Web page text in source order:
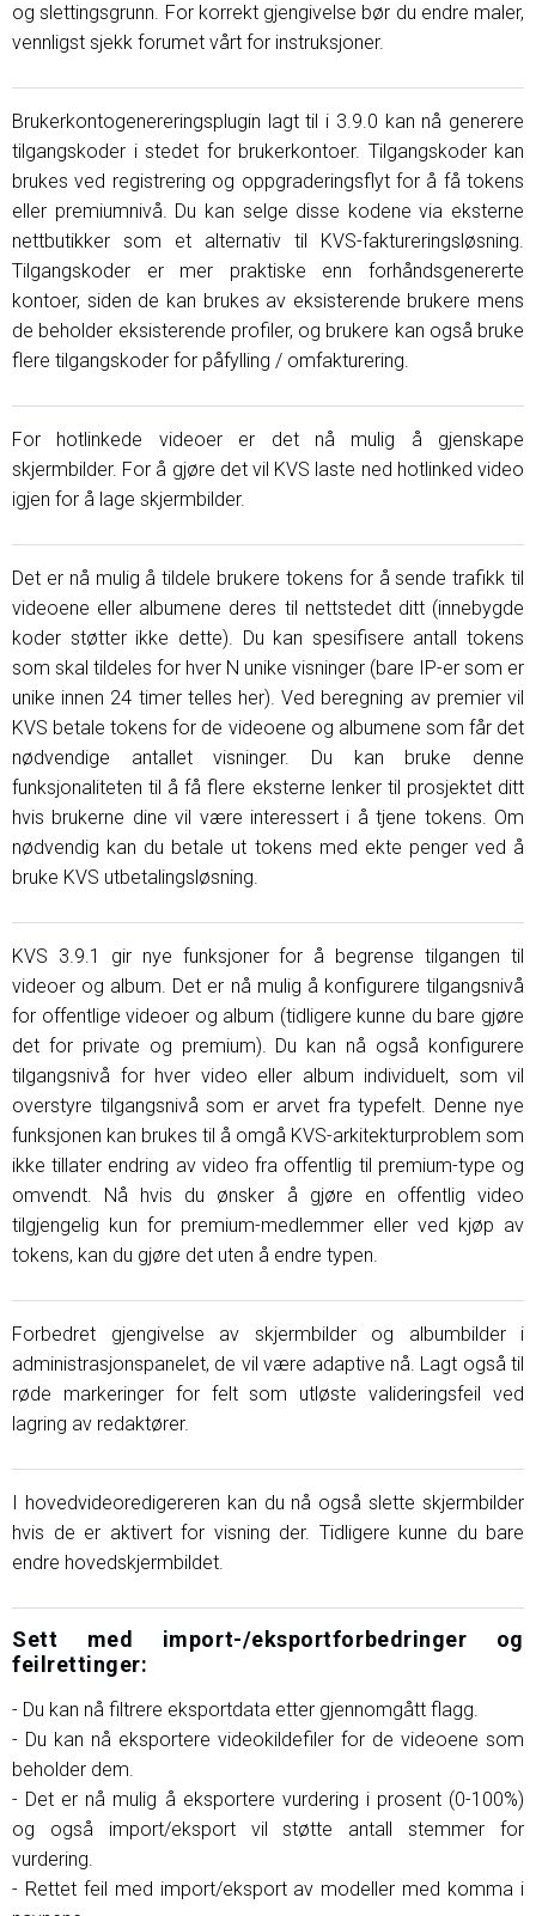
og slettingsgrunn. For korrekt gjengivelse bør du endre maler,
vennligst sjekk forumet vårt for instruksjoner.
Brukerkontogenereringsplugin lagt til i 3.9.0 kan nå generere
tilgangskoder i stedet for brukerkontoer. Tilgangskoder kan
brukes ved registrering og oppgraderingsflyt for å få tokens
eller premiumnivå. Du kan selge disse kodene via eksterne
nettbutikker som et alternativ til KVS-faktureringsløsning.
Tilgangskoder er mer praktiske enn forhåndsgenererte
kontoer, siden de kan brukes av eksisterende brukere mens
de beholder eksisterende profiler, og brukere kan også bruke
flere tilgangskoder for påfylling / omfakturering.
For hotlinkede videoer er det nå mulig å gjenskape
skjermbilder. For å gjøre det vil KVS laste ned hotlinked video
igjen for å lage skjermbilder.
Det er nå mulig å tildele brukere tokens for å sende trafikk til
videoene eller albumene deres til nettstedet ditt (innebygde
koder støtter ikke dette). Du kan spesifisere antall tokens
som skal tildeles for hver N unike visninger (bare IP-er som er
unike innen 24 timer telles her). Ved beregning av premier vil
KVS betale tokens for de videoene og albumene som får det
nødvendige antallet visninger. Du kan bruke denne
funksjonaliteten til å få flere eksterne lenker til prosjektet ditt
hvis brukerne dine vil være interessert i å tjene tokens. Om
nødvendig kan du betale ut tokens med ekte penger ved å
bruke KVS utbetalingsløsning.
KVS 3.9.1 gir nye funksjoner for å begrense tilgangen til
videoer og album. Det er nå mulig å konfigurere tilgangsnivå
for offentlige videoer og album (tidligere kunne du bare gjøre
det for private og premium). Du kan nå også konfigurere
tilgangsnivå for hver video eller album individuelt, som vil
overstyre tilgangsnivå som er arvet fra typefelt. Denne nye
funksjonen kan brukes til å omgå KVS-arkitekturproblem som
ikke tillater endring av video fra offentlig til premium-type og
omvendt. Nå hvis du ønsker å gjøre en offentlig video
tilgjengelig kun for premium-medlemmer eller ved kjøp av
tokens, kan du gjøre det uten å endre typen.
Forbedret gjengivelse av skjermbilder og albumbilder i
administrasjonspanelet, de vil være adaptive nå. Lagt også til
røde markeringer for felt som utløste valideringsfeil ved
lagring av redaktører.
I hovedvideoredigereren kan du nå også slette skjermbilder
hvis de er aktivert for visning der. Tidligere kunne du bare
endre hovedskjermbildet.
Sett med import-/eksportforbedringer og
feilrettinger:
- Du kan nå filtrere eksportdata etter gjennomgått flagg.
- Du kan nå eksportere videokildefiler for de videoene som
beholder dem.
- Det er nå mulig å eksportere vurdering i prosent (0-100%)
og også import/eksport vil støtte antall stemmer for
vurdering.
- Rettet feil med import/eksport av modeller med komma i